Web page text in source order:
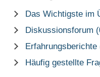
Das Wichtigste im
Diskussionsforum
Erfahrungsberichte
Häufig gestellte